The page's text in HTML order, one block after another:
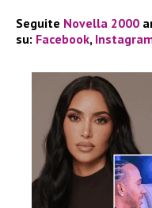
Seguite Novella 2000
su: Facebook,